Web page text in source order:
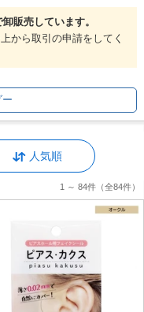
卸販売しています。
から取引の申請をしてく
人気順
1 ～ 84件 （全84件）